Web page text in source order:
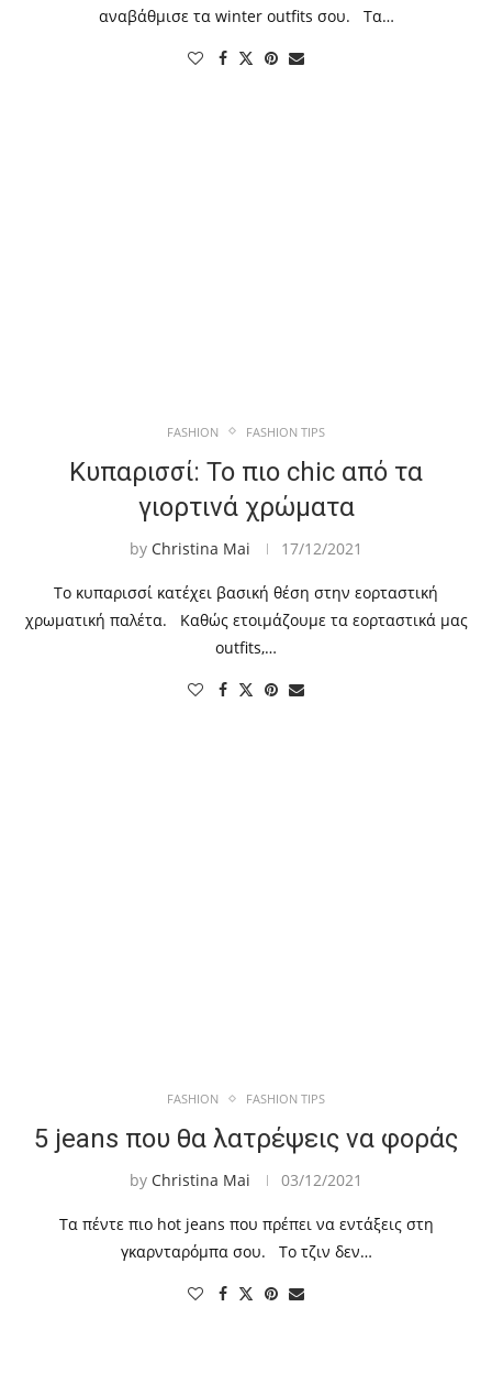
αναβάθμισε τα winter outfits σου. Τα…
FASHION FASHION TIPS
Κυπαρισσί: Το πιο chic από τα
γιορτινά χρώματα
by Christina Mai 17/12/2021
Το κυπαρισσί κατέχει βασική θέση στην εορταστική
χρωματική παλέτα. Καθώς ετοιμάζουμε τα εορταστικά μας
outfits,…
FASHION FASHION TIPS
5 jeans που θα λατρέψεις να φοράς
by Christina Mai 03/12/2021
Τα πέντε πιο hot jeans που πρέπει να εντάξεις στη
γκαρνταρόμπα σου. Το τζιν δεν…